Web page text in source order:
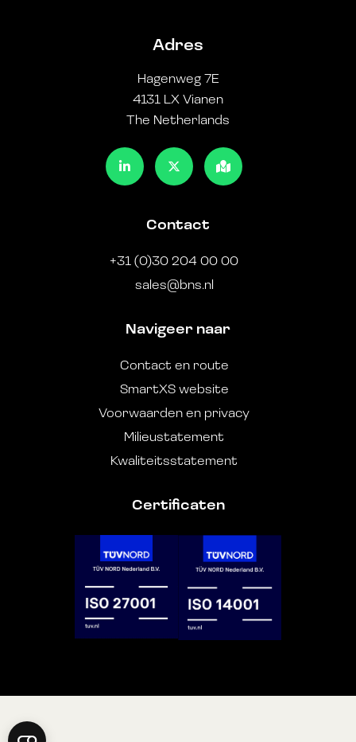
Adres
Hagenweg 7E
4131 LX Vianen
The Netherlands
Contact
+31 (0)30 204 00 00
sales@bns.nl
Navigeer naar
Contact en route
SmartXS website
Voorwaarden en privacy
Milieustatement
Kwaliteitsstatement
Certificaten